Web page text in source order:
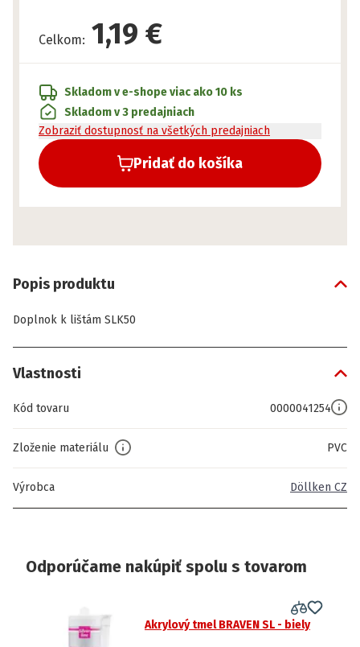
Celkom: 1,19 €
Pridať do košíka
Skladom v e-shopeviac ako 10 ks
Skladom v 3 predajniach
Zobraziť dostupnosť na všetkých predajniach
Popis produktu
Doplnok k lištám SLK50
Vlastnosti
Kód tovaru 0000041254
Zloženie materiálu PVC
Výrobca Döllken CZ
Odporúčame nakúpiť spolu s tovarom
Akrylový tmel BRAVEN SL - biely